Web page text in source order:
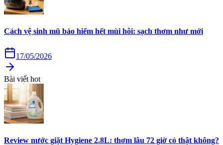
Cách vệ sinh mũ bảo hiểm hết mùi hôi: sạch thơm như mới
17/05/2026
Bài viết hot
Review nước giặt Hygiene 2.8L: thơm lâu 72 giờ có thật không?